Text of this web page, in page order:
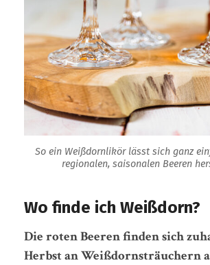
So ein Weißdornlikör lässt sich ganz
regionalen, saisonalen Beeren
Wo finde ich Weißdorn?
Die roten Beeren finden sich
Herbst an Weißdornsträuchern